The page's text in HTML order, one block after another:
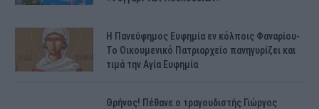
H Πανεύφημος Ευφημία εν κόλποις Φαναρίου-
Το Οικουμενικό Πατριαρχείο πανηγυρίζει και
τιμά την Αγία Ευφημία
Θρήνος! Πέθανε ο τραγουδιστής Γιώργος